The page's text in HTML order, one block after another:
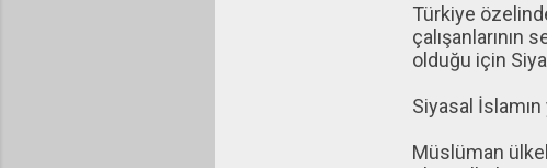
Türkiye
çalışanlarının
olduğu için
Siyasal
Müslüman